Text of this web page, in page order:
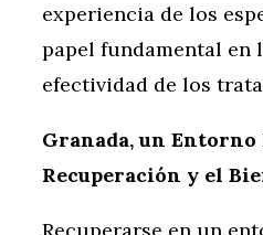
experiencia de los
papel fundamental en
efectividad de los
Granada, un Entorno
Recuperación y el